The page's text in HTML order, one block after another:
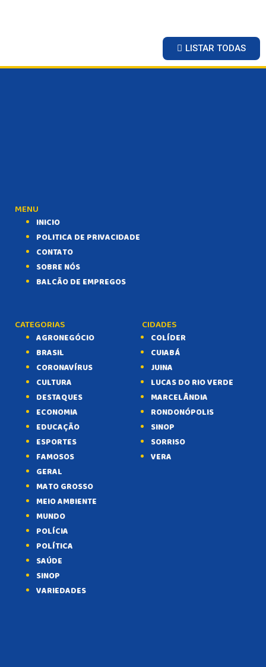
LISTAR TODAS
MENU
INICIO
POLITICA DE PRIVACIDADE
CONTATO
SOBRE NÓS
BALCÃO DE EMPREGOS
CATEGORIAS
AGRONEGÓCIO
BRASIL
CORONAVÍRUS
CULTURA
DESTAQUES
ECONOMIA
EDUCAÇÃO
ESPORTES
FAMOSOS
GERAL
MATO GROSSO
MEIO AMBIENTE
MUNDO
POLÍCIA
POLÍTICA
SAÚDE
SINOP
VARIEDADES
CIDADES
COLÍDER
CUIABÁ
JUINA
LUCAS DO RIO VERDE
MARCELÂNDIA
RONDONÓPOLIS
SINOP
SORRISO
VERA